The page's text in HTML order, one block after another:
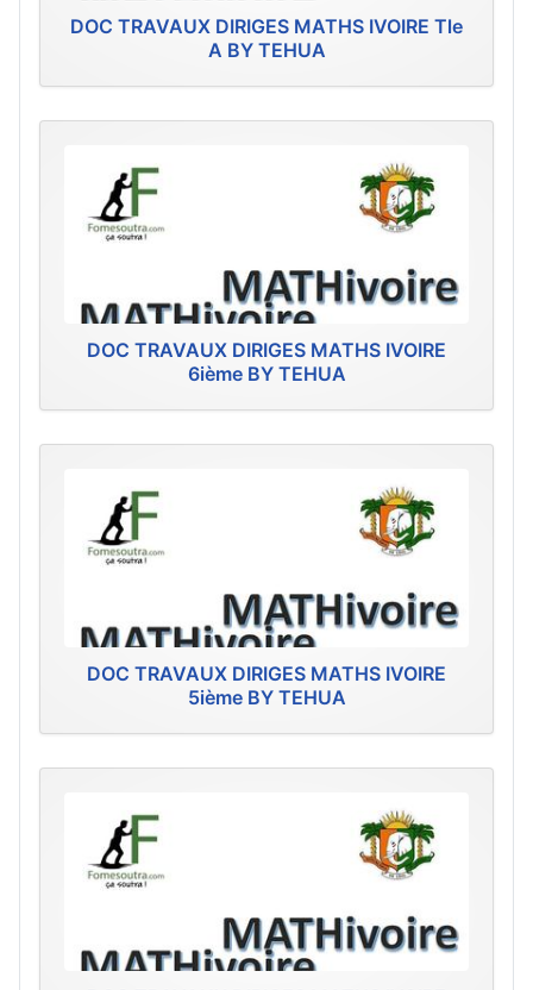
DOC TRAVAUX DIRIGES MATHS IVOIRE Tle
A BY TEHUA
DOC TRAVAUX DIRIGES MATHS IVOIRE
6ième BY TEHUA
DOC TRAVAUX DIRIGES MATHS IVOIRE
5ième BY TEHUA